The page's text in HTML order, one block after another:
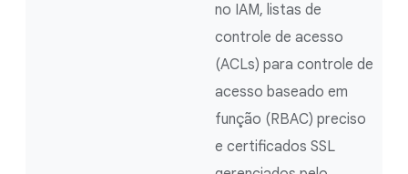
no IAM, listas de
controle de acesso
(ACLs) para controle de
acesso baseado em
função (RBAC) preciso
e certificados SSL